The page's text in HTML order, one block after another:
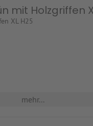
mit Holzgriffen
XL H25
mehr...